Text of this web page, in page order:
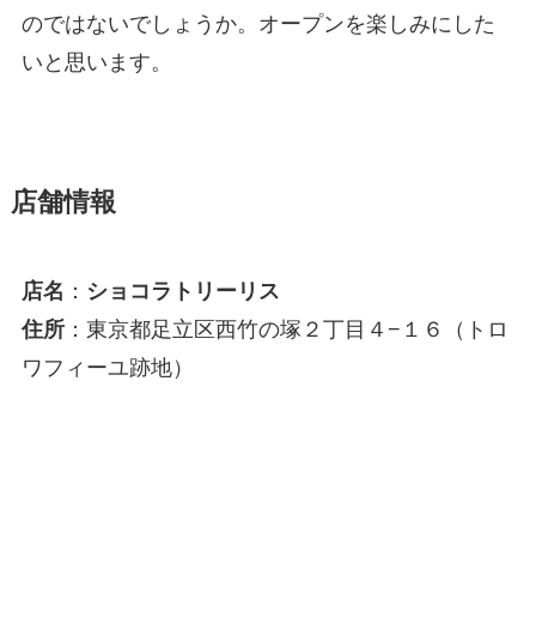
のではないでしょうか。オープンを楽しみにした
いと思います。
店舗情報
店名 ： ショコラトリーリス
住所：東京都足立区西竹の塚２丁目４−１６（トロ
ワフィーユ跡地）